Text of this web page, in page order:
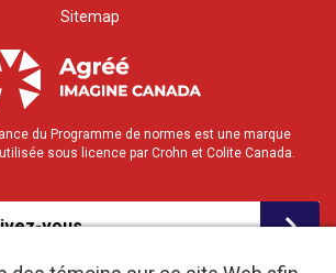
Sitemap
du Programme de normes est une marque
sous licence par Crohn et Colite Canada.
vous